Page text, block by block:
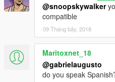
@snoopskywalker
compatible
09 Tháng bảy, 2018
Maritoxnet_18
@gabrielaugusto
do you speak